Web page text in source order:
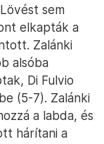
sem
elkapták a
Zalánki
alsóba
Di Fulvio
(5-7). Zalánki
a labda, és
hárítani a